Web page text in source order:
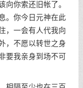
向你索还旧帐了。
。你今日元神在此
，一会有人代我向
，不愿以转世之身
要我亲身到场不可